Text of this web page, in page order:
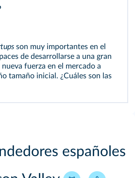
son muy importantes en el
de desarrollarse a una gran
fuerza en el mercado a
tamaño inicial. ¿Cuáles son las
españoles